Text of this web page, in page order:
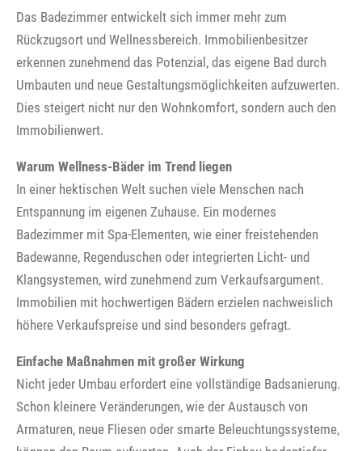
Das Badezimmer entwickelt sich immer mehr zum
Rückzugsort und Wellnessbereich. Immobilienbesitzer
erkennen zunehmend das Potenzial, das eigene Bad durch
Umbauten und neue Gestaltungsmöglichkeiten aufzuwerten.
Dies steigert nicht nur den Wohnkomfort, sondern auch den
Immobilienwert.
Warum Wellness-Bäder im Trend liegen
In einer hektischen Welt suchen viele Menschen nach
Entspannung im eigenen Zuhause. Ein modernes
Badezimmer mit Spa-Elementen, wie einer freistehenden
Badewanne, Regenduschen oder integrierten Licht- und
Klangsystemen, wird zunehmend zum Verkaufsargument.
Immobilien mit hochwertigen Bädern erzielen nachweislich
höhere Verkaufspreise und sind besonders gefragt.
Einfache Maßnahmen mit großer Wirkung
Nicht jeder Umbau erfordert eine vollständige Badsanierung.
Schon kleinere Veränderungen, wie der Austausch von
Armaturen, neue Fliesen oder smarte Beleuchtungssysteme,